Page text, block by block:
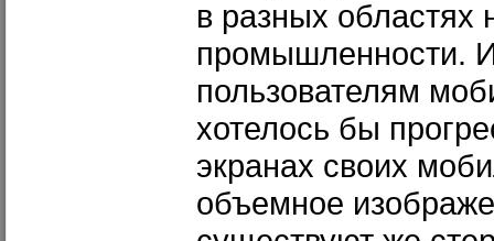
в разных областях
промышленности.
пользователям
хотелось бы
экранах своих
объемное